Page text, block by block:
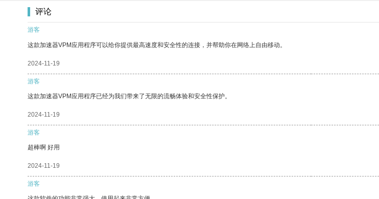
评论
游客
这款加速器VPM应用程序可以给你提供最高速度和安全性的连接，并帮助你在网络上自由移动。
2024-11-19
游客
这款加速器VPM应用程序已经为我们带来了无限的流畅体验和安全性保护。
2024-11-19
游客
超棒啊 好用
2024-11-19
游客